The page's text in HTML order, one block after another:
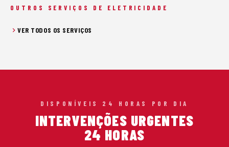
OUTROS SERVIÇOS DE ELETRICIDADE
VER TODOS OS SERVIÇOS
DISPONÍVEIS 24 HORAS POR DIA
INTERVENÇÕES URGENTES
24 HORAS